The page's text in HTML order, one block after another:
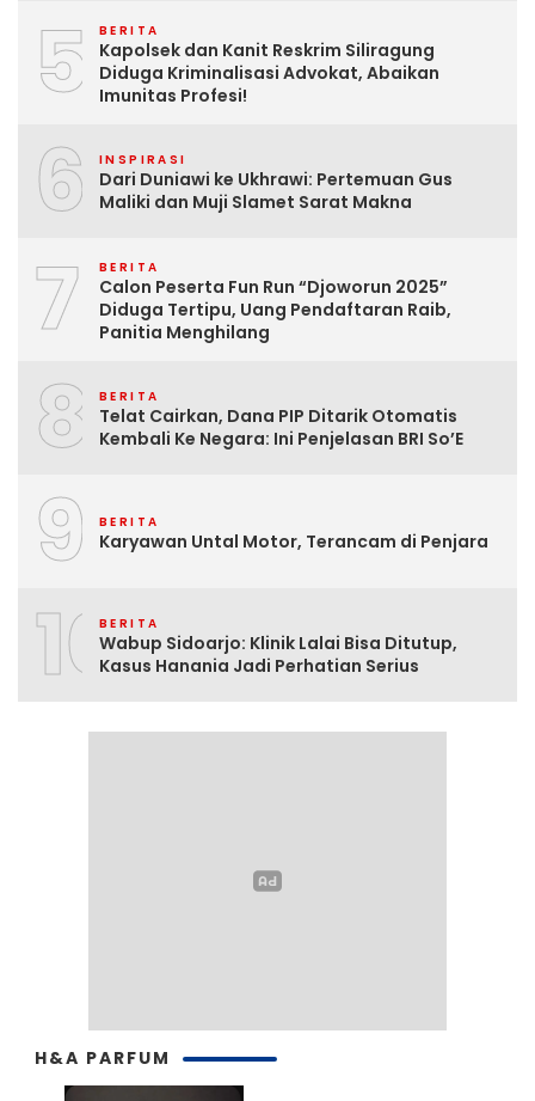
5 BERITA
Kapolsek dan Kanit Reskrim Siliragung
Diduga Kriminalisasi Advokat, Abaikan
Imunitas Profesi!
6 INSPIRASI
Dari Duniawi ke Ukhrawi: Pertemuan Gus
Maliki dan Muji Slamet Sarat Makna
7 BERITA
Calon Peserta Fun Run “Djoworun 2025”
Diduga Tertipu, Uang Pendaftaran Raib,
Panitia Menghilang
8 BERITA
Telat Cairkan, Dana PIP Ditarik Otomatis
Kembali Ke Negara: Ini Penjelasan BRI So’E
9 BERITA
Karyawan Untal Motor, Terancam di Penjara
10BERITA
Wabup Sidoarjo: Klinik Lalai Bisa Ditutup,
Kasus Hanania Jadi Perhatian Serius
H&A PARFUM